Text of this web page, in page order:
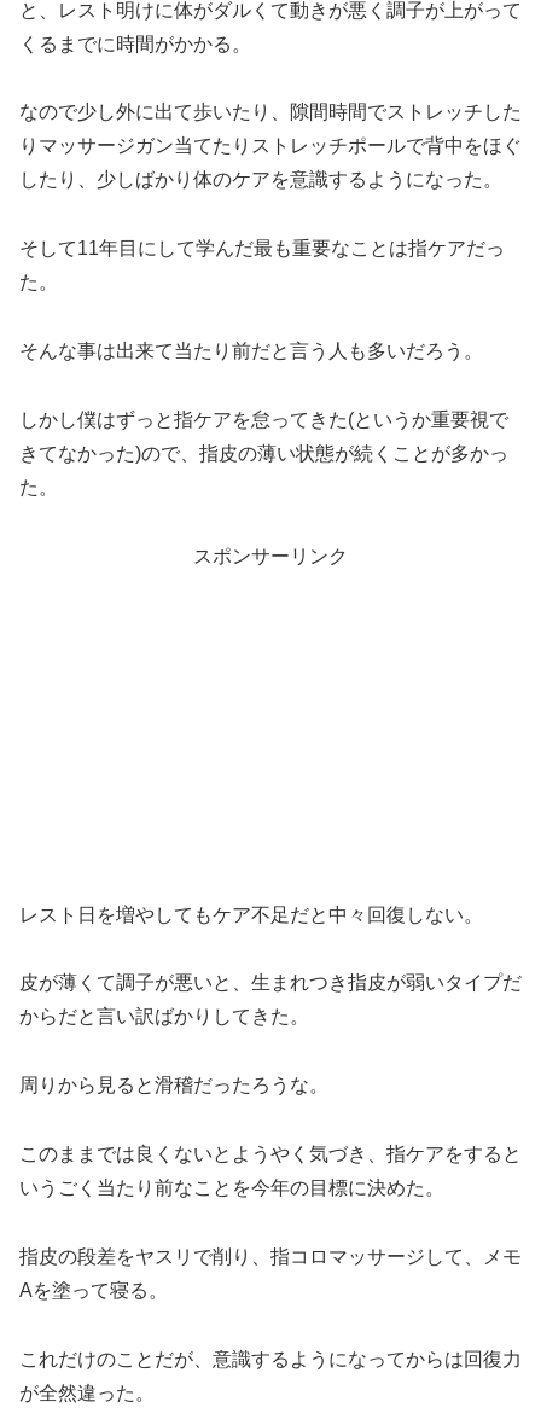
と、レスト明けに体がダルくて動きが悪く調子が上がって
くるまでに時間がかかる。
なので少し外に出て歩いたり、隙間時間でストレッチした
りマッサージガン当てたりストレッチポールで背中をほぐ
したり、少しばかり体のケアを意識するようになった。
そして11年目にして学んだ最も重要なことは指ケアだっ
た。
そんな事は出来て当たり前だと言う人も多いだろう。
しかし僕はずっと指ケアを怠ってきた(というか重要視で
きてなかった)ので、指皮の薄い状態が続くことが多かっ
た。
スポンサーリンク
レスト日を増やしてもケア不足だと中々回復しない。
皮が薄くて調子が悪いと、生まれつき指皮が弱いタイプだ
からだと言い訳ばかりしてきた。
周りから見ると滑稽だったろうな。
このままでは良くないとようやく気づき、指ケアをすると
いうごく当たり前なことを今年の目標に決めた。
指皮の段差をヤスリで削り、指コロマッサージして、メモ
Aを塗って寝る。
これだけのことだが、意識するようになってからは回復力
が全然違った。